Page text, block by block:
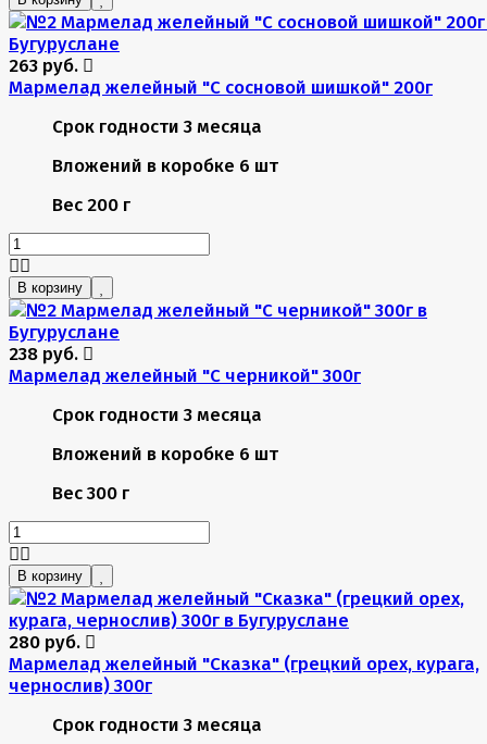
263 руб.
Мармелад желейный "С сосновой шишкой" 200г
Срок годности 3 месяца
Вложений в коробке 6 шт
Вес 200 г
В корзину
238 руб.
Мармелад желейный "С черникой" 300г
Срок годности 3 месяца
Вложений в коробке 6 шт
Вес 300 г
В корзину
280 руб.
Мармелад желейный "Сказка" (грецкий орех, курага,
чернослив) 300г
Срок годности 3 месяца